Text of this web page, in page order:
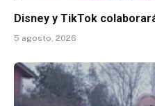
Disney y TikTok
5 agosto, 2026